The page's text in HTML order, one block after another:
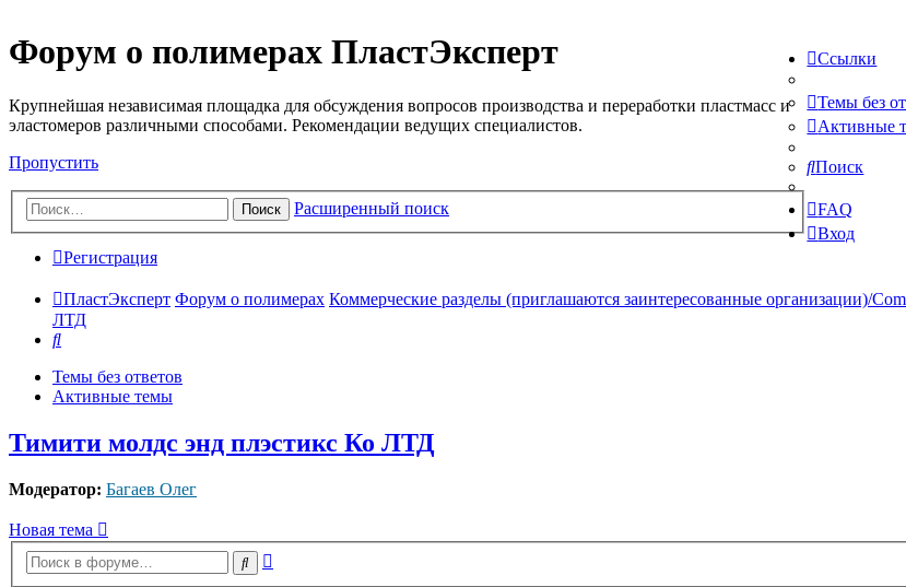
Форум о полимерах ПластЭксперт
Крупнейшая независимая площадка для обсуждения вопросов производства и переработки пластмасс и
эластомеров различными способами. Рекомендации ведущих специалистов.
Пропустить
Поиск Расширенный поиск
Ссылки
Темы без
Активные
Поиск
FAQ
Вход
Регистрация
ПластЭксперт Форум о полимерах Коммерческие разделы (приглашаются заинтересованные организации)/
ЛТД
Поиск
Темы без ответов
Активные темы
Тимити молдс энд плэстикс Ко ЛТД
Модератор: Багаев Олег
Новая тема
Поиск